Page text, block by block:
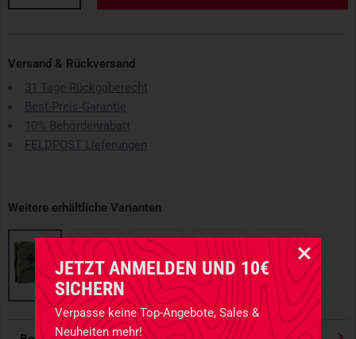
JETZT ANMELDEN UND 10€
SICHERN
Verpasse keine Top-Angebote, Sales &
Neuheiten mehr!
Versand & Rückversand
31 Tage Rückgaberecht
Best-Preis-Garantie
10% Behördenrabatt
FELDPOST Lieferungen
Weitere erhältliche Varianten